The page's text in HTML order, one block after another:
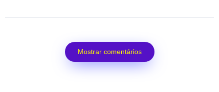
Mostrar comentários